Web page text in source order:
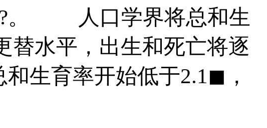
。 人口学界将总和生
替水平，出生和死亡将逐
生育率开始低于2.1◼，